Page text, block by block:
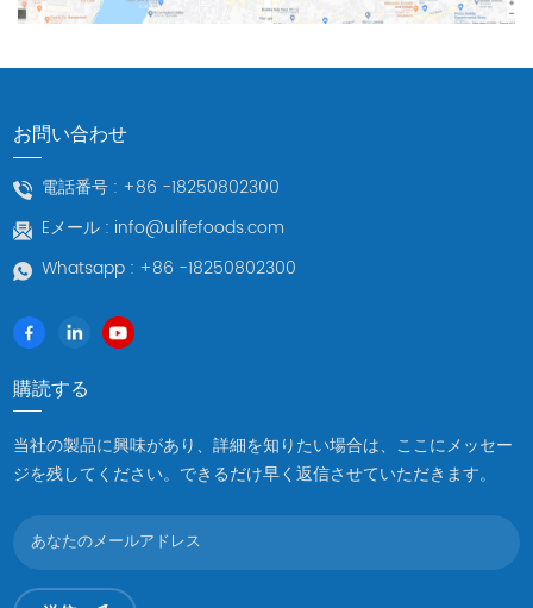
お問い合わせ
電話番号 : +86 -18250802300
Eメール : info@ulifefoods.com
Whatsapp : +86 -18250802300
購読する
当社の製品に興味があり、詳細を知りたい場合は、ここにメッセー
ジを残してください。できるだけ早く返信させていただきます。